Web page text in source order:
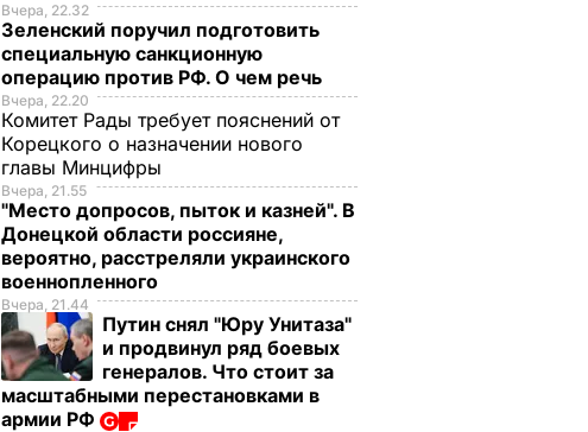
Вчера, 22.32
Зеленский поручил подготовить
специальную санкционную
операцию против РФ. О чем речь
Вчера, 22.20
Комитет Рады требует пояснений от
Корецкого о назначении нового
главы Минцифры
Вчера, 21.55
"Место допросов, пыток и казней". В
Донецкой области россияне,
вероятно, расстреляли украинского
военнопленного
Вчера, 21.44
Путин снял "Юру Унитаза"
и продвинул ряд боевых
генералов. Что стоит за
масштабными перестановками в
армии РФ